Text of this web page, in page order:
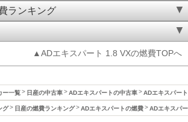
ランキング
▲ADエキスパート 1.8 VXの燃費TOPへ
ー一覧 日産の中古車 ADエキスパートの中古車 ADエキスパー
グ 日産の燃費ランキング ADエキスパートの燃費 ADエキスパ